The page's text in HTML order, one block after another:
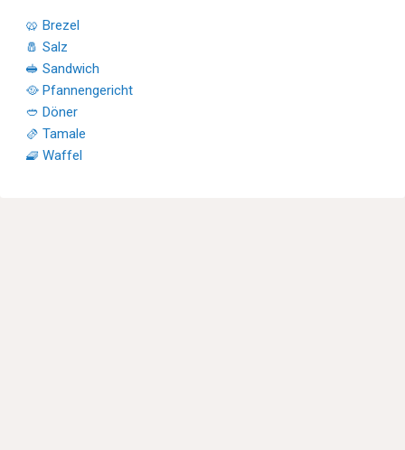
🥨 Brezel
🧂 Salz
🥪 Sandwich
🥘 Pfannengericht
🥙 Döner
🫔 Tamale
🧇 Waffel